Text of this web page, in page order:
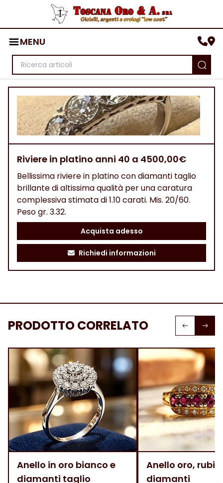
MENU
Riviere in platino anni 40 a 4500,00€
Bellissima riviere in platino con diamanti taglio
brillante di altissima qualità per una caratura
complessiva stimata di 1.10 carati. Mis. 20/60.
Peso gr. 3.32.
Acquista adesso
Richiedi informazioni
PRODOTTO CORRELATO
Anello in oro bianco e
diamanti taglio
Anello oro,
diamanti